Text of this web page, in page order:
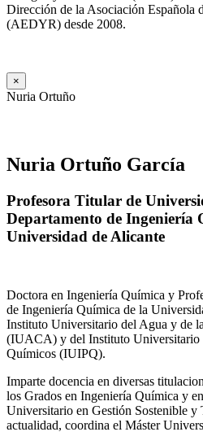
Dirección de la Asociación Española
(AEDYR) desde 2008.
×
Nuria Ortuño
Nuria Ortuño García
Profesora Titular de
Departamento de Ingeniería
Universidad de Alicante
Doctora en Ingeniería Química y
de Ingeniería Química de la
Instituto Universitario del Agua y de
(IUACA) y del Instituto Universitario
Químicos (IUIPQ).
Imparte docencia en diversas
los Grados en Ingeniería Química y
Universitario en Gestión Sostenible y
actualidad, coordina el Máster